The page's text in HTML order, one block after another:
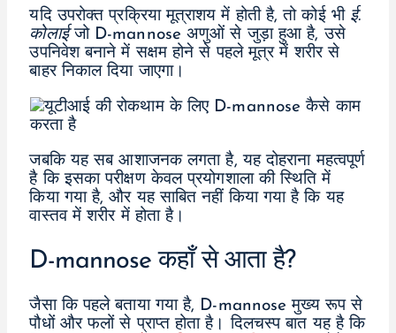
यदि उपरोक्त प्रक्रिया मूत्राशय में होती है, तो कोई भी ई.
कोलाईजो D-mannose अणुओं से जुड़ा हुआ है, उसे
उपनिवेश बनाने में सक्षम होने से पहले मूत्र में शरीर से
बाहर निकाल दिया जाएगा।
जबकि यह सब आशाजनक लगता है, यह दोहराना महत्वपूर्ण
है कि इसका परीक्षण केवल प्रयोगशाला की स्थिति में
किया गया है, और यह साबित नहीं किया गया है कि यह
वास्तव में शरीर में होता है।
D-mannose कहाँ से आता है?
जैसा कि पहले बताया गया है, D-mannose मुख्य रूप से
पौधों और फलों से प्राप्त होता है। दिलचस्प बात यह है कि